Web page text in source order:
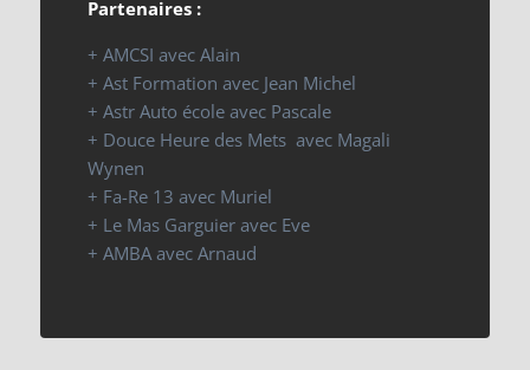
Partenaires :
+ AMCSI avec Alain
+ Ast Formation avec Jean Michel
+ Astr Auto école avec Pascale
+ Douce Heure des Mets avec Magali
Wynen
+ Fa-Re 13 avec Muriel
+ Le Mas Garguier avec Eve
+ AMBA avec Arnaud